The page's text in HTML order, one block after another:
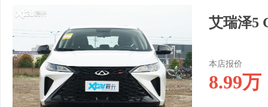
艾瑞泽5
本店报价
8.99万